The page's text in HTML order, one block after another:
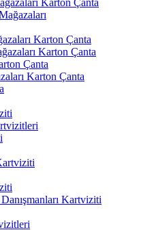
Karton Çanta
Karton Çanta
Karton Çanta
Çanta
Karton Çanta
Kartviziti